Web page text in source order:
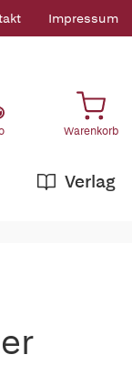
Impressum
Warenkorb
Verlag